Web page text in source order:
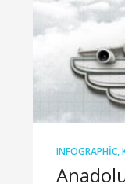
INFOGRAPHIC,